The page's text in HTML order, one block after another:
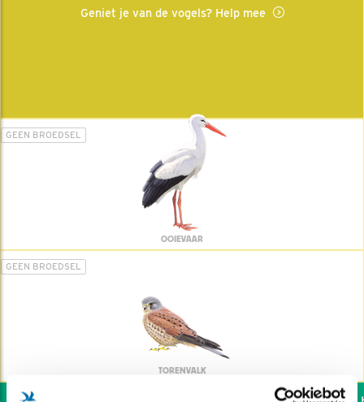
Geniet je van de vogels? Help mee
GEEN BROEDSEL
OOIEVAAR
GEEN BROEDSEL
TORENVALK